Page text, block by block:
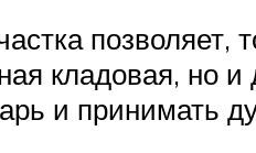
позволяет,
кладовая, но
и принимать